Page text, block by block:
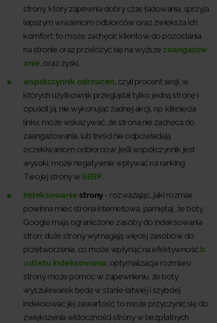
strony, który zapewnia dobry czas ładowania, sprzyja
lepszym wrażeniom odbiorców oraz zwiększa ich
komfort; to może zachęcić klientów do pozostania
na stronie oraz przełożyć się na wyższe zaangażow
anie , oraz zyski,
współczynnik odrzuceń , czyli procent sesji, w
których użytkownik przeglądał tylko jedną stronę i
opuścił ją, nie wykonując żadnej akcji, np. kliknięcia
linku; może wskazywać, że strona nie zachęca do
zaangażowania, lub treści nie odpowiadają
oczekiwaniom odbiorców; jeśli współczynnik jest
wysoki, może negatywnie wpływać na ranking
Twojej strony w SERP
indeksowanie strony- rozważając, jaki rozmiar
powinna mieć strona internetowa, pamiętaj, że boty
Google mają ograniczone zasoby do indeksowania
stron; duże strony wymagają więcej zasobów do
przetworzenia, co może wpłynąć na efektywność b
udżetu indeksowania; optymalizacja rozmiaru
strony może pomóc w zapewnieniu, że boty
wyszukiwarek będą w stanie łatwiej i szybciej
indeksować jej zawartość; to może przyczynić się do
zwiększenia widoczności strony w bezpłatnych